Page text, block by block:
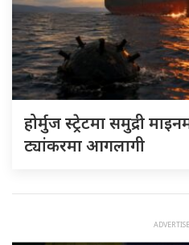
होर्मुज स्ट्रेटमा समुद्री
ट्यांकरमा आगलागी